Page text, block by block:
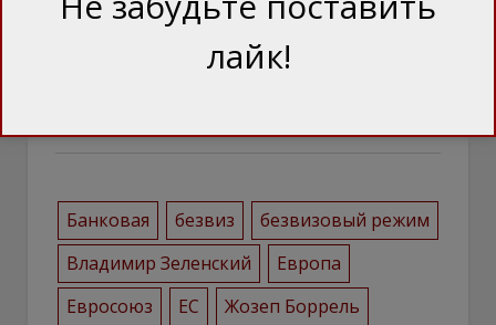
зміст матеріалів у рубриках «Блоги» та
«Статті». Думка редакції може відрізнятись
Банковая безвиз
безвизовый режим
Владимир Зеленский
Европа
Евросоюз
ЕС
Жозеп Боррель
лайк!